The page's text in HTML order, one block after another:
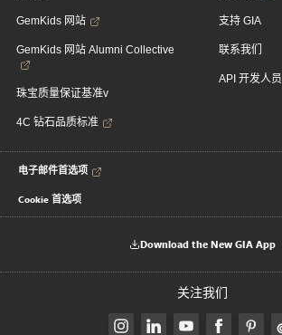
GemKids 网站
GemKids 网站 Alumni Collective
珠宝质量保证基准v
4C 钻石品质标准
支持 GIA
联系我们
API 开发人员
电子邮件首选项
Cookie 首选项
Download the New GIA App
关注我们